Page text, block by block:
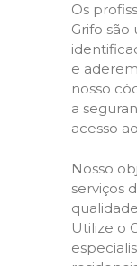
Os
Grifo
e
nosso
a
acesso
Nosso
serviços
Utilize o